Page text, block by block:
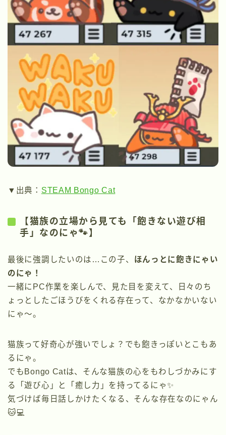
▼出典： STEAM Bongo Cat
【猫族の立場から見ても「飽きない遊び相
手」なのにゃ🐾】
最後に強調したいのは…この子、 ほんっとに飽きにゃい
のにゃ！
一緒にPC作業を楽しんで、見た目を変えて、日々のち
ょっとしたごほうびをくれる存在って、なかなかいない
にゃ〜。
猫族って好奇心が強いでしょ？でも飽きっぽいとこもあ
るにゃ。
でもBongo Catは、そんな猫族の心をもわしづかみにす
る「遊び心」と「癒し力」を持ってるにゃ✨
気づけば毎日話しかけたくなる、そんな存在なのにゃん
🐱💻